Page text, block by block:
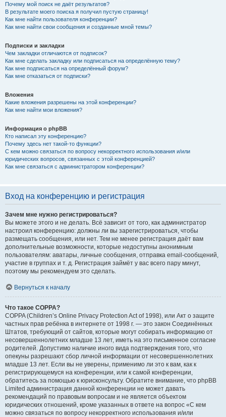
Почему мой поиск не даёт результатов?
В результате моего поиска я получил пустую страницу!
Как мне найти пользователя конференции?
Как мне найти свои сообщения и созданные мной темы?
Подписки и закладки
Чем закладки отличаются от подписок?
Как мне сделать закладку или подписаться на определённую тему?
Как мне подписаться на определённый форум?
Как мне отказаться от подписки?
Вложения
Какие вложения разрешены на этой конференции?
Как мне найти мои вложения?
Информация о phpBB
Кто написал эту конференцию?
Почему здесь нет такой-то функции?
С кем можно связаться по вопросу некорректного использования и/или
юридических вопросов, связанных с этой конференцией?
Как мне связаться с администратором конференции?
Вход на конференцию и регистрация
Зачем мне нужно регистрироваться?
Вы можете этого и не делать. Всё зависит от того, как администратор
настроил конференцию: должны ли вы зарегистрироваться, чтобы
размещать сообщения, или нет. Тем не менее регистрация даёт вам
дополнительные возможности, которые недоступны анонимным
пользователям: аватары, личные сообщения, отправка email-сообщений,
участие в группах и т. д. Регистрация займёт у вас всего пару минут,
поэтому мы рекомендуем это сделать.
Вернуться к началу
Что такое COPPA?
COPPA (Children’s Online Privacy Protection Act of 1998), или Акт о защите
частных прав ребёнка в интернете от 1998 г. — это закон Соединённых
Штатов, требующий от сайтов, которые могут собирать информацию от
несовершеннолетних младше 13 лет, иметь на это письменное согласие
родителей. Допустимо наличие иного вида подтверждения того, что
опекуны разрешают сбор личной информации от несовершеннолетних
младше 13 лет. Если вы не уверены, применимо ли это к вам, как к
регистрирующемуся на конференции, или к самой конференции,
обратитесь за помощью к юрисконсульту. Обратите внимание, что phpBB
Limited администрация данной конференции не может давать
рекомендаций по правовым вопросам и не является объектом
юридических отношений, кроме указанных в ответе на вопрос «С кем
можно связаться по вопросу некорректного использования и/или